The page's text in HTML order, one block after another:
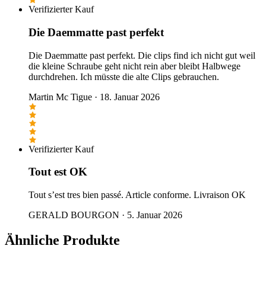
Verifizierter Kauf
Die Daemmatte past perfekt
Die Daemmatte past perfekt. Die clips find ich nicht gut weil
die kleine Schraube geht nicht rein aber bleibt Halbwege
durchdrehen. Ich müsste die alte Clips gebrauchen.
Martin Mc Tigue · 18. Januar 2026
Verifizierter Kauf
Tout est OK
Tout s’est tres bien passé. Article conforme. Livraison OK
GERALD BOURGON · 5. Januar 2026
Ähnliche Produkte